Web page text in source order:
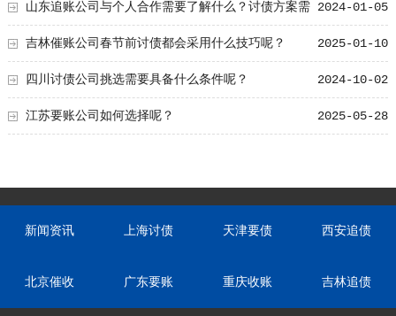
巧！ 2024-01-05
山东追账公司与个人合作需要了解什么？讨债方案需
要注意什么？ 2025-01-10
吉林催账公司春节前讨债都会采用什么技巧呢？
2024-10-02
四川讨债公司挑选需要具备什么条件呢？
2025-05-28
江苏要账公司如何选择呢？
新闻资讯 上海讨债 天津要债 西安追债
北京催收 广东要账 重庆收账 吉林追债